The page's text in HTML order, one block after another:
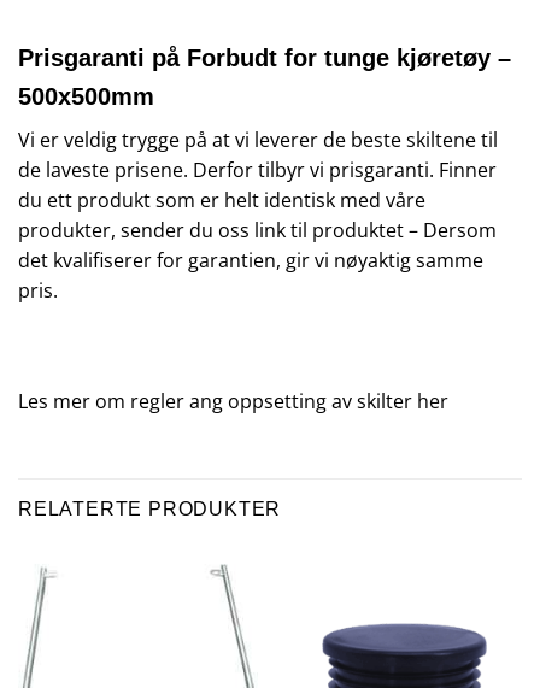
Prisgaranti på Forbudt for tunge kjøretøy –
500x500mm
Vi er veldig trygge på at vi leverer de beste skiltene til
de laveste prisene. Derfor tilbyr vi prisgaranti. Finner
du ett produkt som er helt identisk med våre
produkter, sender du oss link til produktet – Dersom
det kvalifiserer for garantien, gir vi nøyaktig samme
pris.
Les mer om regler ang oppsetting av skilter her
RELATERTE PRODUKTER